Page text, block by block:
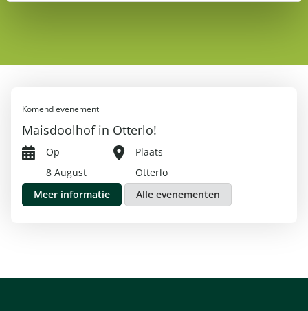
Komend evenement
Maisdoolhof in Otterlo!
Op
8 August
Plaats
Otterlo
Meer informatie
Alle evenementen